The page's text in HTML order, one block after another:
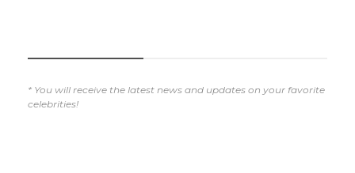
* You will receive the latest news and updates on your favorite
celebrities!